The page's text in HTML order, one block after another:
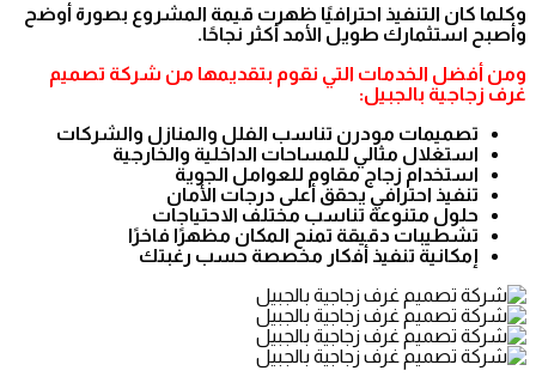
وكلما كان التنفيذ احترافيًا ظهرت قيمة المشروع بصورة أوضح
وأصبح استثمارك طويل الأمد أكثر نجاحًا.
ومن أفضل الخدمات التي نقوم بتقديمها من شركة تصميم
غرف زجاجية بالجبيل:
تصميمات مودرن تناسب الفلل والمنازل والشركات
استغلال مثالي للمساحات الداخلية والخارجية
استخدام زجاج مقاوم للعوامل الجوية
تنفيذ احترافي يحقق أعلى درجات الأمان
حلول متنوعة تناسب مختلف الاحتياجات
تشطيبات دقيقة تمنح المكان مظهرًا فاخرًا
إمكانية تنفيذ أفكار مخصصة حسب رغبتك